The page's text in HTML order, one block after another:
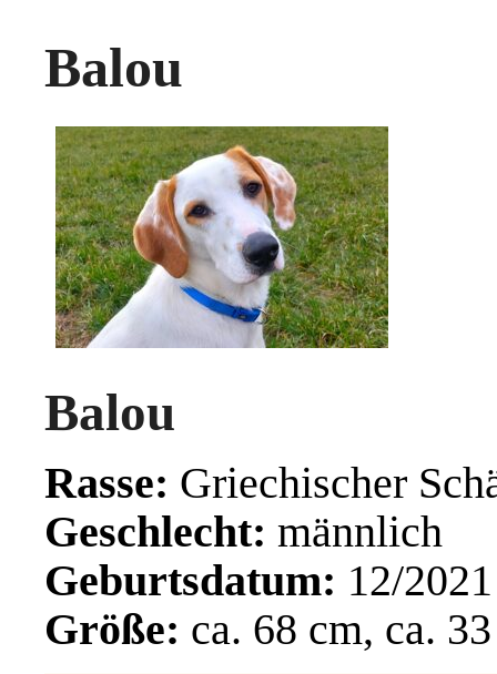
Balou
Balou
Rasse: Griechischer
Geschlecht: männlich
Geburtsdatum: 12/2021
Größe: ca. 68 cm, ca.